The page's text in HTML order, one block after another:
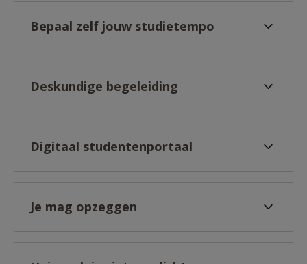
Bepaal zelf jouw studietempo
Deskundige begeleiding
Digitaal studentenportaal
Je mag opzeggen